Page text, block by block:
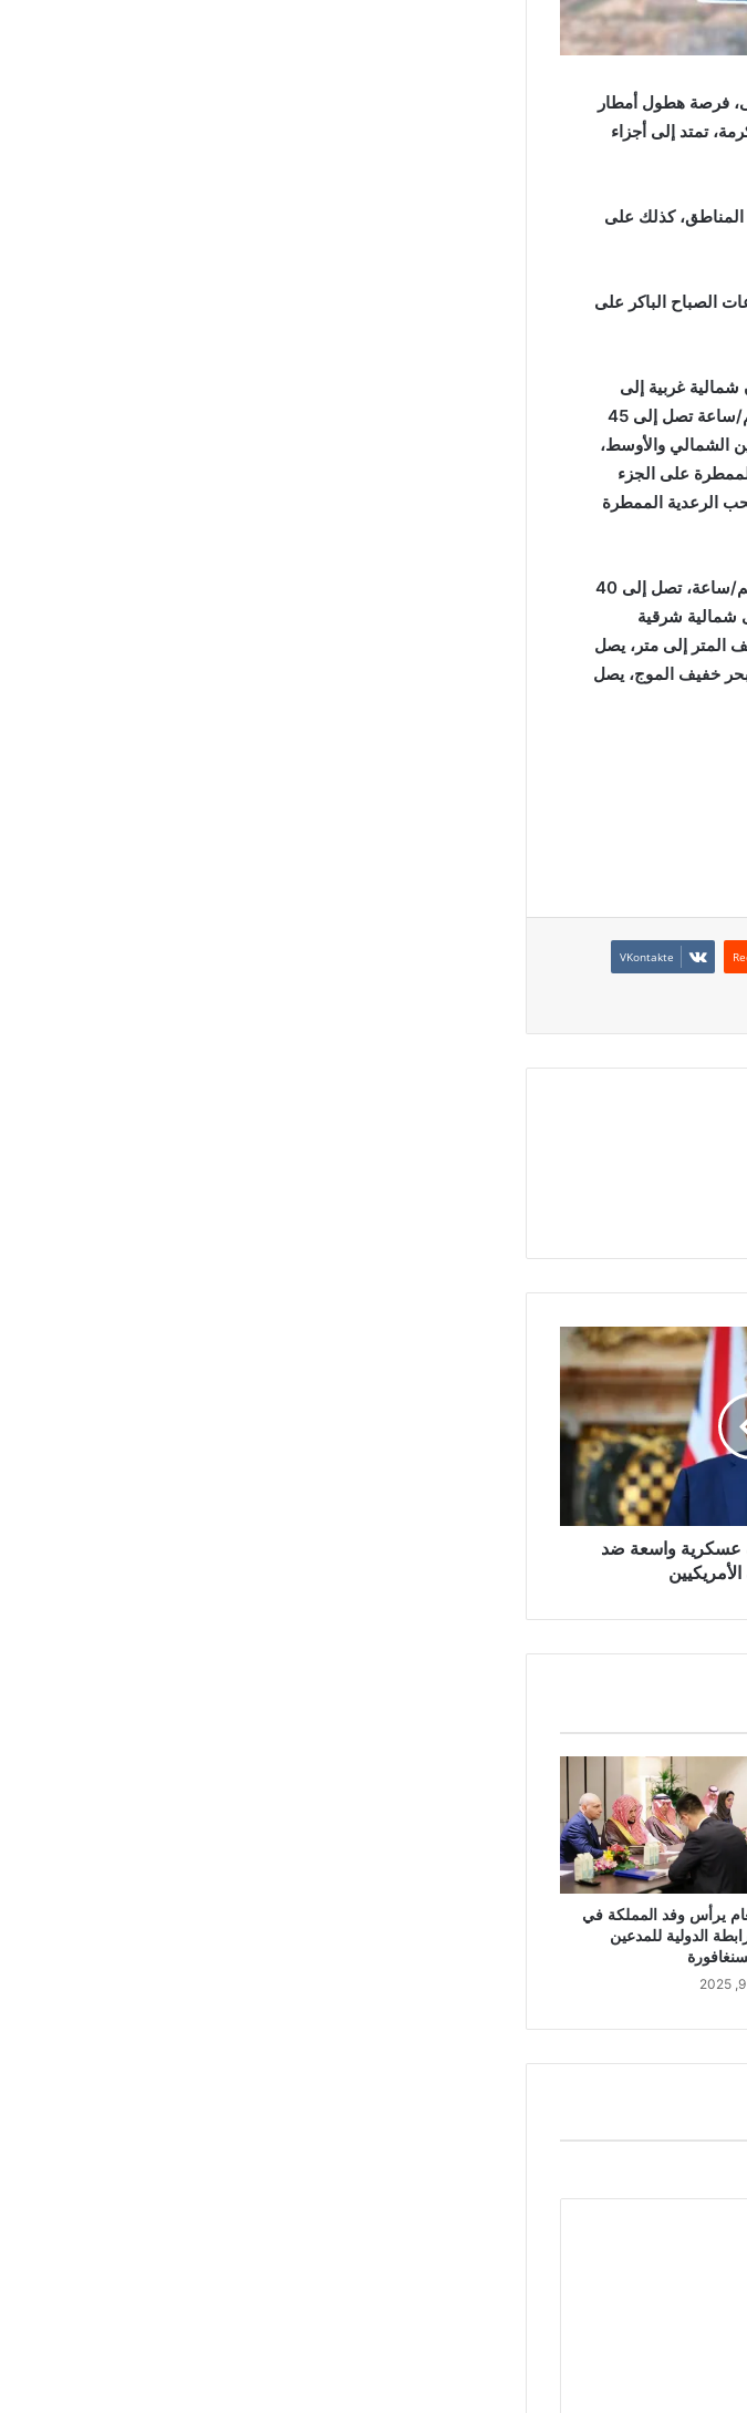
فرصة هطول أمطار
تمتد إلى أجزاء
المناطق، كذلك على
الصباح الباكر على
شمالية غربية إلى
شمالية بسرعة 20-40 كم/ساعة على الجزأين الشمالي والأوسط، وبسرعة 15-32 كم/ساعة تصل إلى 45
الشمالي والأوسط،
على الجزء
الرعدية الممطرة
وفي الخليج العربي، تكون الرياح السطحية شمالية غربية إلى شمالية بسرعة 10-25 كم/ساعة، تصل إلى 40
شمالية شرقية
المتر إلى متر، يصل
خفيف الموج، يصل
عسكرية واسعة ضد
يرأس وفد المملكة في
الدولية للمدعين